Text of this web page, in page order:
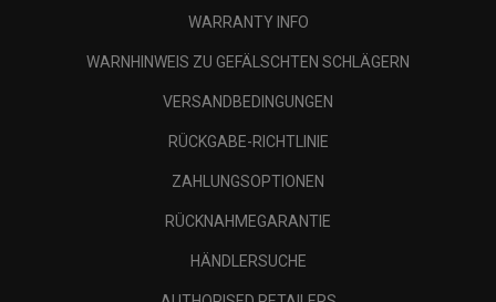
WARRANTY INFO
WARNHINWEIS ZU GEFÄLSCHTEN SCHLÄGERN
VERSANDBEDINGUNGEN
RÜCKGABE-RICHTLINIE
ZAHLUNGSOPTIONEN
RÜCKNAHMEGARANTIE
HÄNDLERSUCHE